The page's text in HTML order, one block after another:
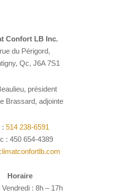
Confort LB Inc.
du Périgord,
Qc, J6A 7S1
président
Brassard, adjointe
:514 238-6591
: 450 654-4389
Horaire
Vendredi : 8h – 17h